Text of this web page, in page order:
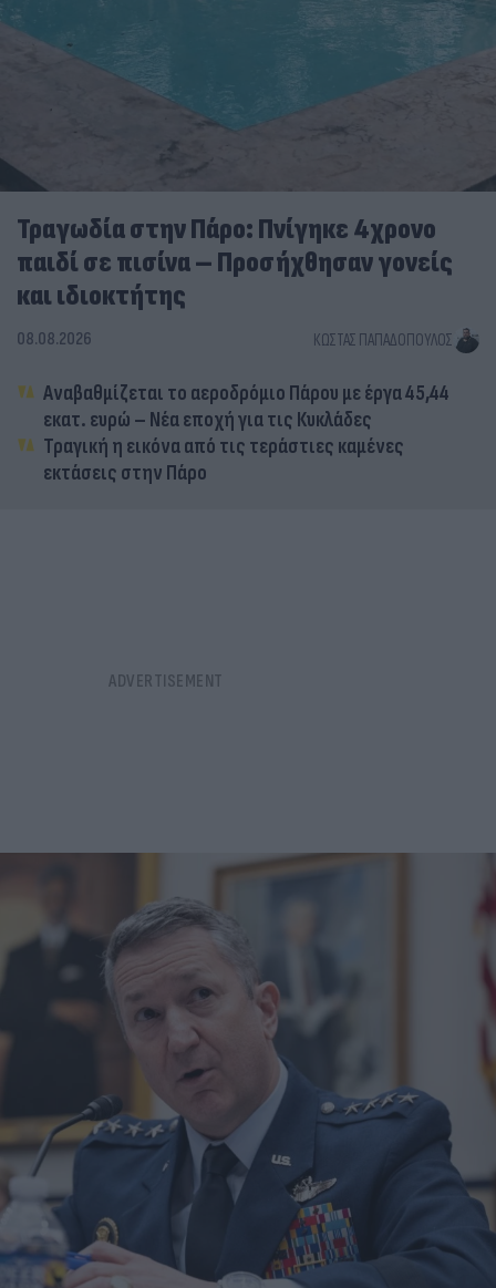
Τραγωδία στην Πάρο: Πνίγηκε 4χρονο
παιδί σε πισίνα – Προσήχθησαν γονείς
και ιδιοκτήτης
08.08.2026 ΚΏΣΤΑΣ ΠΑΠΑΔΌΠΟΥΛΟΣ
Αναβαθμίζεται το αεροδρόμιο Πάρου με έργα 45,44
εκατ. ευρώ – Νέα εποχή για τις Κυκλάδες
Τραγική η εικόνα από τις τεράστιες καμένες
εκτάσεις στην Πάρο